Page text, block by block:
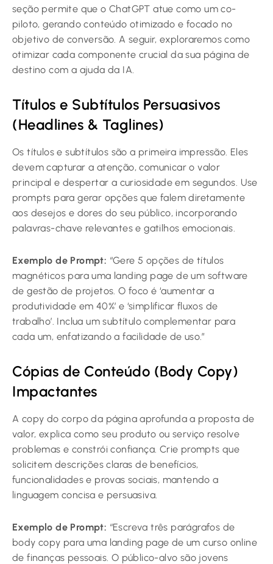
seção permite que o ChatGPT atue como um co-
piloto, gerando conteúdo otimizado e focado no
objetivo de conversão. A seguir, exploraremos como
otimizar cada componente crucial da sua página de
destino com a ajuda da IA.
Títulos e Subtítulos Persuasivos
(Headlines & Taglines)
Os títulos e subtítulos são a primeira impressão. Eles
devem capturar a atenção, comunicar o valor
principal e despertar a curiosidade em segundos. Use
prompts para gerar opções que falem diretamente
aos desejos e dores do seu público, incorporando
palavras-chave relevantes e gatilhos emocionais.
Exemplo de Prompt: “Gere 5 opções de títulos
magnéticos para uma landing page de um software
de gestão de projetos. O foco é ‘aumentar a
produtividade em 40%’ e ‘simplificar fluxos de
trabalho’. Inclua um subtítulo complementar para
cada um, enfatizando a facilidade de uso.”
Cópias de Conteúdo (Body Copy)
Impactantes
A copy do corpo da página aprofunda a proposta de
valor, explica como seu produto ou serviço resolve
problemas e constrói confiança. Crie prompts que
solicitem descrições claras de benefícios,
funcionalidades e provas sociais, mantendo a
linguagem concisa e persuasiva.
Exemplo de Prompt: “Escreva três parágrafos de
body copy para uma landing page de um curso online
de finanças pessoais. O público-alvo são jovens